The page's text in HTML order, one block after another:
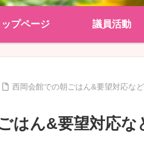
ップページ 議員活動
西岡会館での朝ごはん&要望対応など
はん&要望対応な